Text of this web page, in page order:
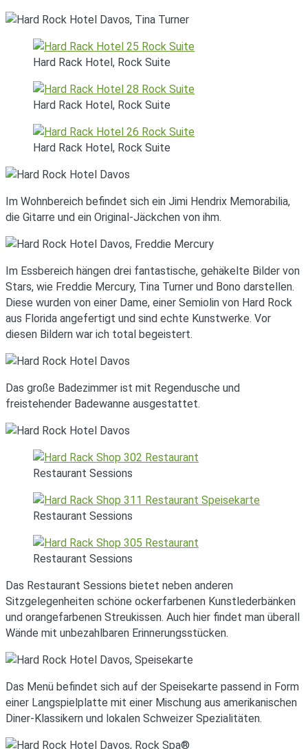
Hard Rack Hotel, Rock Suite
Hard Rack Hotel, Rock Suite
Hard Rack Hotel, Rock Suite
Im Wohnbereich befindet sich ein Jimi Hendrix Memorabilia,
die Gitarre und ein Original-Jäckchen von ihm.
Im Essbereich hängen drei fantastische, gehäkelte Bilder von
Stars, wie Freddie Mercury, Tina Turner und Bono darstellen.
Diese wurden von einer Dame, einer Semiolin von Hard Rock
aus Florida angefertigt und sind echte Kunstwerke. Vor
diesen Bildern war ich total begeistert.
Das große Badezimmer ist mit Regendusche und
freistehender Badewanne ausgestattet.
Restaurant Sessions
Restaurant Sessions
Restaurant Sessions
Das Restaurant Sessions bietet neben anderen
Sitzgelegenheiten schöne ockerfarbenen Kunstlederbänken
und orangefarbenen Streukissen. Auch hier findet man überall
Wände mit unbezahlbaren Erinnerungsstücken.
Das Menü befindet sich auf der Speisekarte passend in Form
einer Langspielplatte mit einer Mischung aus amerikanischen
Diner-Klassikern und lokalen Schweizer Spezialitäten.